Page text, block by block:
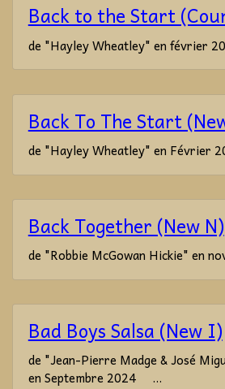
Back to the Start
de "Hayley Wheatley" en février
Back To The Start
de "Hayley Wheatley" en Février
Back Together (New N)
de "Robbie McGowan Hickie" en
Bad Boys Salsa (New I)
de "Jean-Pierre Madge & José
en Septembre 2024 ...